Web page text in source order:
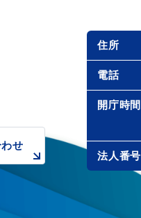
」
せ
住所
電話
開庁時間
法人番号